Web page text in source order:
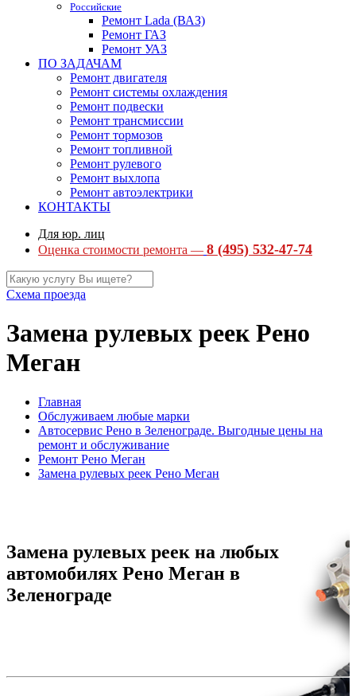
Российские
Ремонт Lada (ВАЗ)
Ремонт ГАЗ
Ремонт УАЗ
ПО ЗАДАЧАМ
Ремонт двигателя
Ремонт системы охлаждения
Ремонт подвески
Ремонт трансмиссии
Ремонт тормозов
Ремонт топливной
Ремонт рулевого
Ремонт выхлопа
Ремонт автоэлектрики
КОНТАКТЫ
Для юр. лиц
Оценка стоимости ремонта — 8 (495) 532-47-74
Схема проезда
Замена рулевых реек Рено
Меган
Главная
Обслуживаем любые марки
Автосервис Рено в Зеленограде. Выгодные цены на
ремонт и обслуживание
Ремонт Рено Меган
Замена рулевых реек Рено Меган
Замена рулевых реек на любых
автомобилях Рено Меган в
Зеленограде